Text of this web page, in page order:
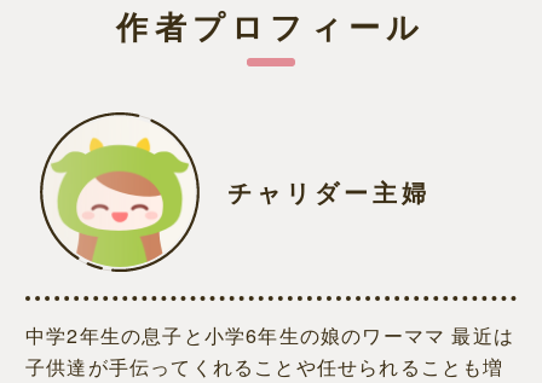
作者プロフィール
チャリダー主婦
中学2年生の息子と小学6年生の娘のワーママ 最近は
子供達が手伝ってくれることや任せられることも増